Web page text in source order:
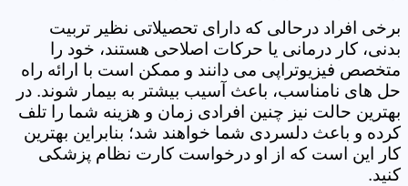
برخی افراد درحالی که دارای تحصیلاتی نظیر تربیت
بدنی، کار درمانی یا حرکات اصلاحی هستند، خود را
متخصص فیزیوتراپی می دانند و ممکن است با ارائه راه
حل های نامناسب، باعث آسیب بیشتر به بیمار شوند. در
بهترین حالت نیز چنین افرادی زمان و هزینه شما را تلف
کرده و باعث دلسردی شما خواهند شد؛ بنابراین بهترین
کار این است که از او درخواست کارت نظام پزشکی
کنید.